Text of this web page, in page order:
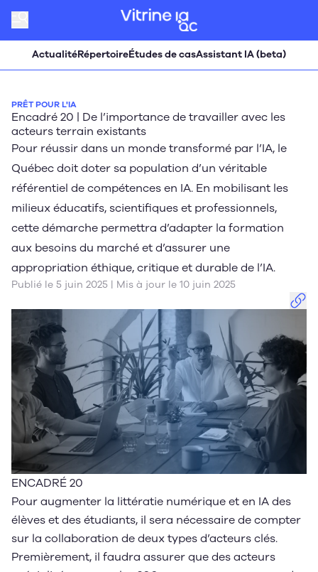
ActualitéRépertoireÉtudes de casAssistant IA (beta)
PRÊT POUR L'IA
Encadré 20 | De l’importance de travailler avec les
acteurs terrain existants
Pour réussir dans un monde transformé par l’IA, le
Québec doit doter sa population d’un véritable
référentiel de compétences en IA. En mobilisant les
milieux éducatifs, scientifiques et professionnels,
cette démarche permettra d’adapter la formation
aux besoins du marché et d’assurer une
appropriation éthique, critique et durable de l’IA.
Publié le 5 juin 2025 | Mis à jour le 10 juin 2025
ENCADRÉ 20
Pour augmenter la littératie numérique et en IA des
élèves et des étudiants, il sera nécessaire de compter
sur la collaboration de deux types d’acteurs clés.
Premièrement, il faudra assurer que des acteurs